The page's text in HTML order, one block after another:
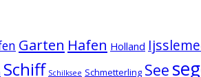
Garten Hafen Holland
Schiff Schilksee Schmetterling See